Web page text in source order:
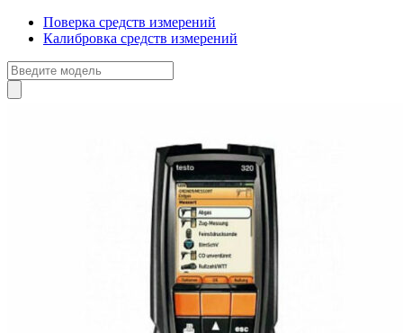
Поверка средств измерений
Калибровка средств измерений